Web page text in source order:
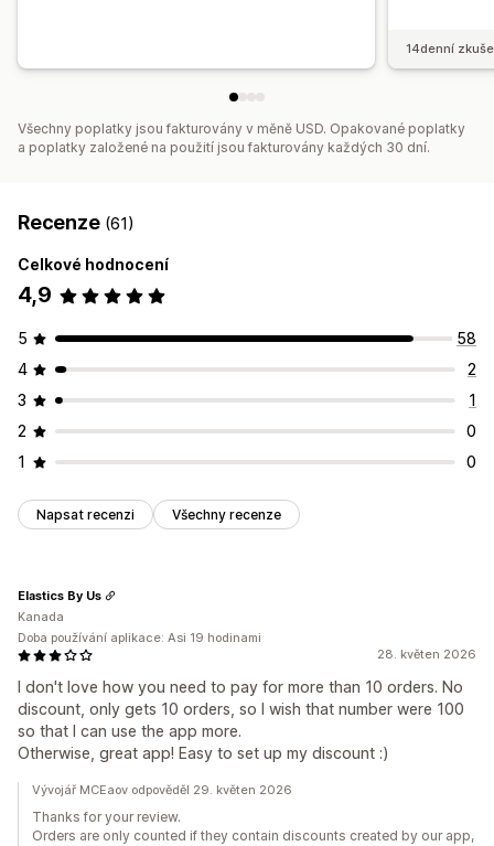
14denní
Všechny poplatky jsou fakturovány v měně USD. Opakované poplatky
a poplatky založené na použití jsou fakturovány každých 30 dní.
Recenze (61)
Celkové hodnocení
4,9
5
58
4
2
3
1
2
0
1
0
Napsat recenzi Všechny recenze
28. květen 2026
I don't love how you need to pay for more than 10 orders. No
discount, only gets 10 orders, so I wish that number were 100
so that I can use the app more.
Otherwise, great app! Easy to set up my discount :)
Elastics By Us
Kanada
Doba používání aplikace: Asi 19 hodinami
Vývojář MCEaov odpověděl 29. květen 2026
Thanks for your review.
Orders are only counted if they contain discounts created by our app,